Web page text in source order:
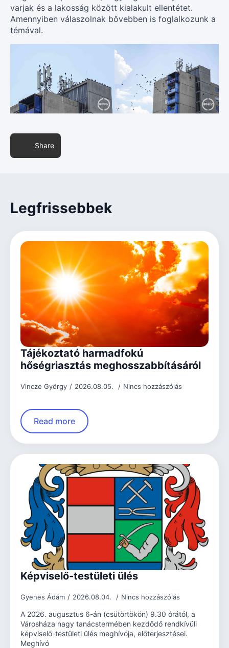
varjak és a lakosság között kialakult ellentétet.
Amennyiben válaszolnak bővebben is foglalkozunk a
témával.
Share
Legfrissebbek
Tájékoztató harmadfokú
hőségriasztás meghosszabbításáról
Vincze György 2026.08.05. Nincs hozzászólás
Read more
Képviselő-testületi ülés
Gyenes Ádám 2026.08.04. Nincs hozzászólás
A 2026. augusztus 6-án (csütörtökön) 9.30 órától, a
Városháza nagy tanácstermében kezdődő rendkívüli
képviselő-testületi ülés meghívója, előterjesztései.
Meghívó